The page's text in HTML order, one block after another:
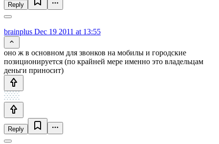
Reply
brainplus Dec 19 2011 at 13:55
оно ж в основном для звонков на мобилы и городские
позиционируется (по крайней мере именно это владельцам
деньги приносит)
Reply